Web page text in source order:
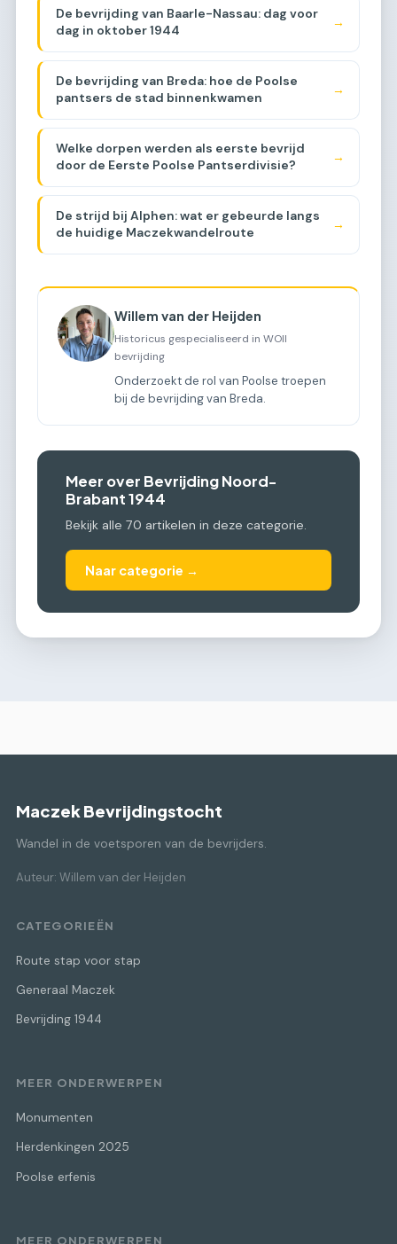
De bevrijding van Baarle-Nassau: dag voor
dag in oktober 1944
→
De bevrijding van Breda: hoe de Poolse
pantsers de stad binnenkwamen
→
Welke dorpen werden als eerste bevrijd
door de Eerste Poolse Pantserdivisie?
→
De strijd bij Alphen: wat er gebeurde langs
de huidige Maczekwandelroute
→
Willem van der Heijden
Historicus gespecialiseerd in WOII
bevrijding
Onderzoekt de rol van Poolse troepen
bij de bevrijding van Breda.
Meer over Bevrijding Noord-
Brabant 1944
Bekijk alle 70 artikelen in deze categorie.
Naar categorie →
Maczek Bevrijdingstocht
Wandel in de voetsporen van de bevrijders.
Auteur: Willem van der Heijden
CATEGORIEËN
Route stap voor stap
Generaal Maczek
Bevrijding 1944
MEER ONDERWERPEN
Monumenten
Herdenkingen 2025
Poolse erfenis
MEER ONDERWERPEN